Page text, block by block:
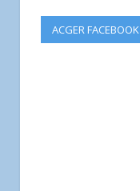
ACGER FACEBOOK